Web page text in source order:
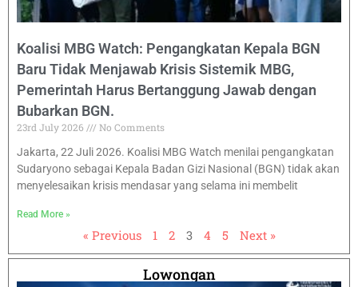
Koalisi MBG Watch: Pengangkatan Kepala BGN
Baru Tidak Menjawab Krisis Sistemik MBG,
Pemerintah Harus Bertanggung Jawab dengan
Bubarkan BGN.
23rd July 2026
No Comments
Jakarta, 22 Juli 2026. Koalisi MBG Watch menilai pengangkatan
Sudaryono sebagai Kepala Badan Gizi Nasional (BGN) tidak akan
menyelesaikan krisis mendasar yang selama ini membelit
Read More »
« Previous 1 2 3 4 5 Next »
Lowongan